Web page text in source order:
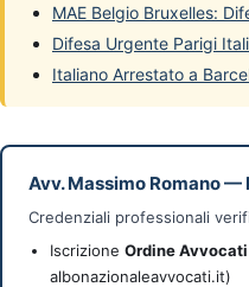
MAE Belgio Bruxelles:
Difesa Urgente Parigi
Italiano Arrestato a
Avv. Massimo Romano—
Credenziali professionali
Iscrizione Ordine
albonazionaleavvocati.it)